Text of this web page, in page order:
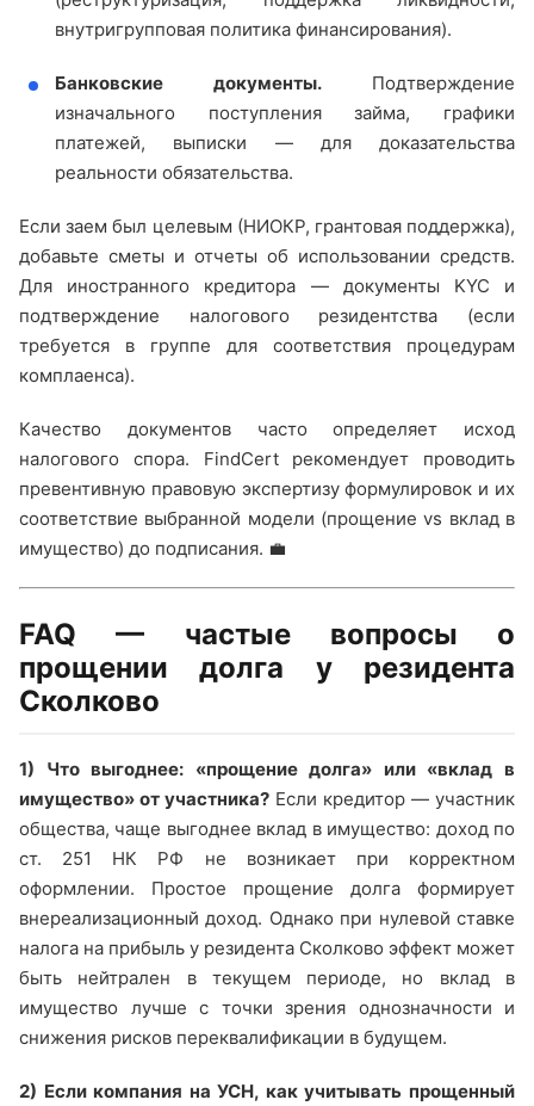
внутригрупповая политика финансирования).
Банковские документы.Подтверждение
изначального поступления займа, графики
платежей, выписки — для доказательства
реальности обязательства.
Если заем был целевым (НИОКР, грантовая поддержка),
добавьте сметы и отчеты об использовании средств.
Для иностранного кредитора — документы KYC и
подтверждение налогового резидентства (если
требуется в группе для соответствия процедурам
комплаенса).
Качество документов часто определяет исход
налогового спора. FindCert рекомендует проводить
превентивную правовую экспертизу формулировок и их
соответствие выбранной модели (прощение vs вклад в
имущество) до подписания. 💼
FAQ — частые вопросы о
прощении долга у резидента
Сколково
1) Что выгоднее: «прощение долга» или «вклад в
имущество» от участника? Если кредитор — участник
общества, чаще выгоднее вклад в имущество: доход по
ст. 251 НК РФ не возникает при корректном
оформлении. Простое прощение долга формирует
внереализационный доход. Однако при нулевой ставке
налога на прибыль у резидента Сколково эффект может
быть нейтрален в текущем периоде, но вклад в
имущество лучше с точки зрения однозначности и
снижения рисков переквалификации в будущем.
2) Если компания на УСН, как учитывать прощенный